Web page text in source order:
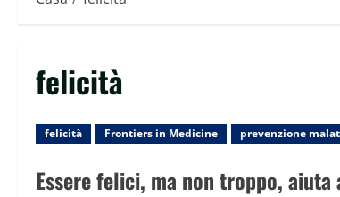
felicità
felicità Frontiers in Medicine prevenzione
Essere felici, ma non troppo, aiuta